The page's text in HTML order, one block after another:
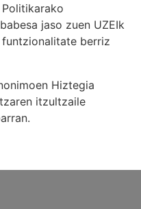
jaso zuen UZEIk
berriz
Hiztegia
itzultzaile